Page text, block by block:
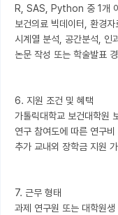
R, SAS, Python 중 1개
보건의료 빅데이터, 환경
시계열 분석, 공간분석, 인
논문 작성 또는 학술발표
6. 지원 조건 및 혜택
가톨릭대학교 보건대학원
연구 참여도에 따른 연구비
추가 교내외 장학금 지원
7. 근무 형태
과제 연구원 또는 대학원생